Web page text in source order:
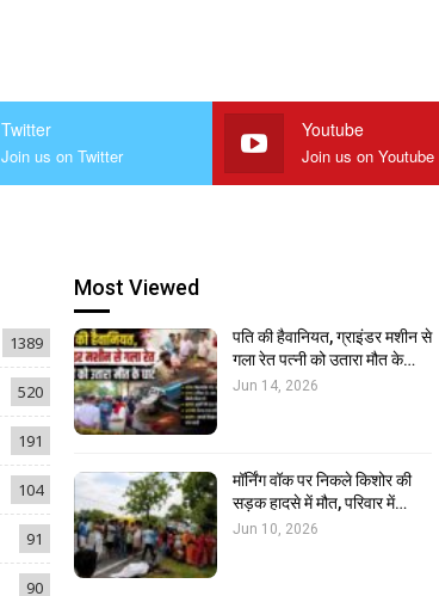
Twitter
Join us on Twitter
Youtube
Join us on Youtube
1389
520
191
104
91
90
Most Viewed
पति की हैवानियत, ग्राइंडर मशीन से
गला रेत पत्नी को उतारा मौत के…
Jun 14, 2026
मॉर्निंग वॉक पर निकले किशोर की
सड़क हादसे में मौत, परिवार में…
Jun 10, 2026